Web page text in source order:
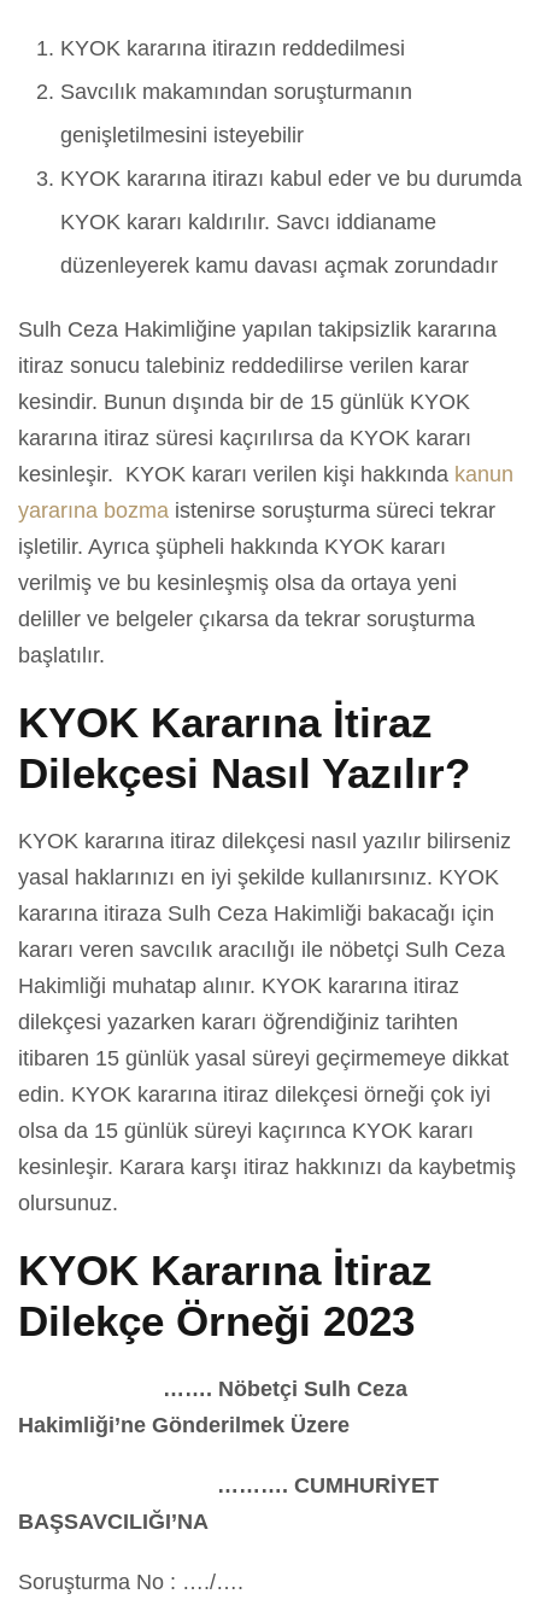
KYOK kararına itirazın reddedilmesi
Savcılık makamından soruşturmanın
genişletilmesini isteyebilir
KYOK kararına itirazı kabul eder ve bu durumda
KYOK kararı kaldırılır. Savcı iddianame
düzenleyerek kamu davası açmak zorundadır
Sulh Ceza Hakimliğine yapılan takipsizlik kararına
itiraz sonucu talebiniz reddedilirse verilen karar
kesindir. Bunun dışında bir de 15 günlük KYOK
kararına itiraz süresi kaçırılırsa da KYOK kararı
kesinleşir. KYOK kararı verilen kişi hakkında kanun
yararına bozma istenirse soruşturma süreci tekrar
işletilir. Ayrıca şüpheli hakkında KYOK kararı
verilmiş ve bu kesinleşmiş olsa da ortaya yeni
deliller ve belgeler çıkarsa da tekrar soruşturma
başlatılır.
KYOK Kararına İtiraz
Dilekçesi Nasıl Yazılır?
KYOK kararına itiraz dilekçesi nasıl yazılır bilirseniz
yasal haklarınızı en iyi şekilde kullanırsınız. KYOK
kararına itiraza Sulh Ceza Hakimliği bakacağı için
kararı veren savcılık aracılığı ile nöbetçi Sulh Ceza
Hakimliği muhatap alınır. KYOK kararına itiraz
dilekçesi yazarken kararı öğrendiğiniz tarihten
itibaren 15 günlük yasal süreyi geçirmemeye dikkat
edin. KYOK kararına itiraz dilekçesi örneği çok iyi
olsa da 15 günlük süreyi kaçırınca KYOK kararı
kesinleşir. Karara karşı itiraz hakkınızı da kaybetmiş
olursunuz.
KYOK Kararına İtiraz
Dilekçe Örneği 2023
……. Nöbetçi Sulh Ceza
Hakimliği’ne Gönderilmek Üzere
………. CUMHURİYET
BAŞSAVCILIĞI’NA
Soruşturma No : …./….